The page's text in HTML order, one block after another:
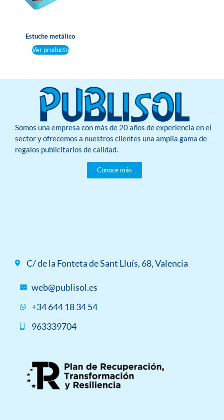
Estuche metálico
Ver producto
Somos una empresa con más de 20 años de experiencia en el
sector y ofrecemos a nuestros clientes una amplia gama de
regalos publicitarios de calidad.
Conoce más
C/ de la Fonteta de Sant Lluís, 68, Valencia
web@publisol.es
+34 644 18 34 54
963339704